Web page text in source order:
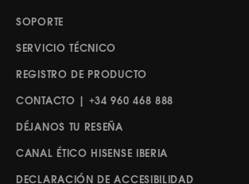
SOPORTE
SERVICIO TÉCNICO
REGISTRO DE PRODUCTO
CONTACTO | +34 960 468 888
DÉJANOS TU RESEÑA
CANAL ÉTICO HISENSE IBERIA
DECLARACIÓN DE ACCESIBILIDAD